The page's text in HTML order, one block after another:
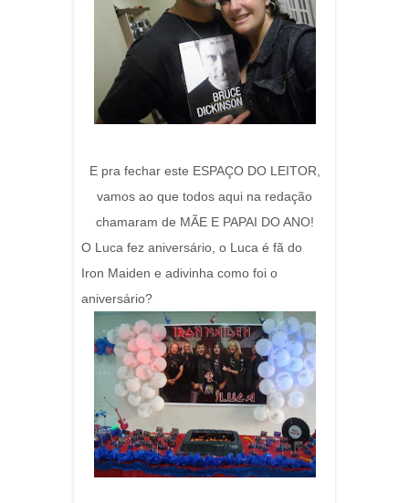
E pra fechar este ESPAÇO DO LEITOR,
vamos ao que todos aqui na redação
chamaram de MÃE E PAPAI DO ANO!
O Luca fez aniversário, o Luca é fã do
Iron Maiden e adivinha como foi o
aniversário?